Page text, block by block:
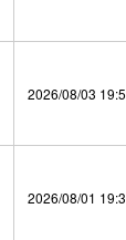
2026/08/03
2026/08/01